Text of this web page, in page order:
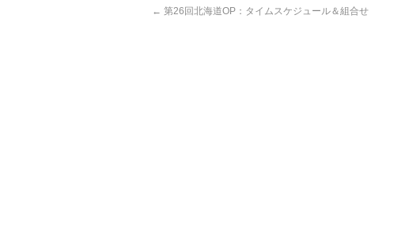
← 第26回北海道OP：タイムスケジュール＆組合せ